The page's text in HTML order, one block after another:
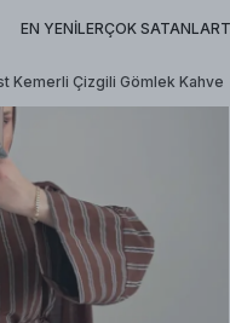
EN YENİLERÇOK SATANLAR
Kemerli Çizgili Gömlek Kahve